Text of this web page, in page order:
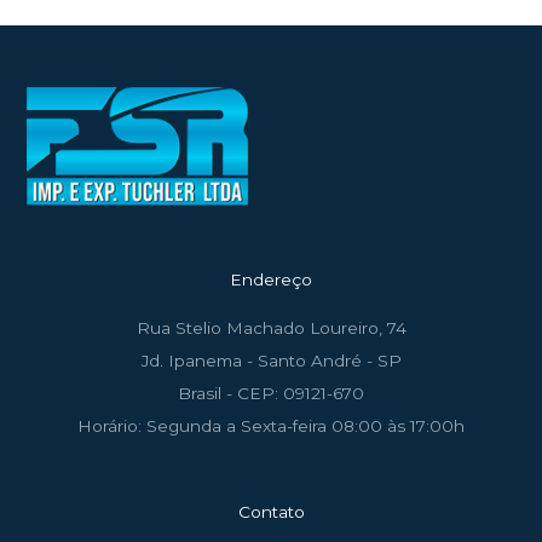
Endereço
Rua Stelio Machado Loureiro, 74
Jd. Ipanema - Santo André - SP
Brasil - CEP: 09121-670
Horário: Segunda a Sexta-feira 08:00 às 17:00h
Contato